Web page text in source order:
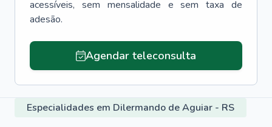
acessíveis, sem mensalidade e sem taxa de
adesão.
Agendar teleconsulta
Especialidades em Dilermando de Aguiar - RS